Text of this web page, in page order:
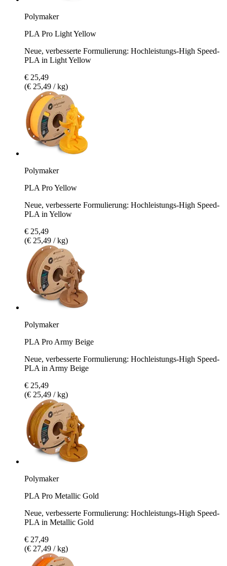
Polymaker
PLA Pro Light Yellow
Neue, verbesserte Formulierung: Hochleistungs-High Speed-
PLA in Light Yellow
€ 25,49
(€ 25,49 / kg)
Polymaker
PLA Pro Yellow
Neue, verbesserte Formulierung: Hochleistungs-High Speed-
PLA in Yellow
€ 25,49
(€ 25,49 / kg)
Polymaker
PLA Pro Army Beige
Neue, verbesserte Formulierung: Hochleistungs-High Speed-
PLA in Army Beige
€ 25,49
(€ 25,49 / kg)
Polymaker
PLA Pro Metallic Gold
Neue, verbesserte Formulierung: Hochleistungs-High Speed-
PLA in Metallic Gold
€ 27,49
(€ 27,49 / kg)